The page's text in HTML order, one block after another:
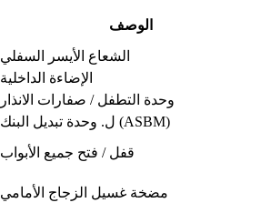
الوصف
الشعاع الأيسر السفلي
الإضاءة الداخلية
وحدة التطفل / صفارات الانذار
ل. وحدة تبديل البنك (ASBM)
قفل / فتح جميع الأبواب
مضخة غسيل الزجاج الأمامي